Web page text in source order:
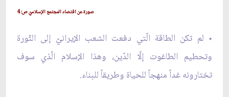
صورة عن اقتصاد المجتمع الإسلاميّ ص: 4
٭ لم تكن الطاقة الّتي دفعت الشعب الإيرانيّ إلى الثّورة
وتحطيم الطاغوت إلّا الدّين، وهذا الإسلام الّذي سوف
تختارونه غداً منهجاً للحياة وطريقاً للبناء.